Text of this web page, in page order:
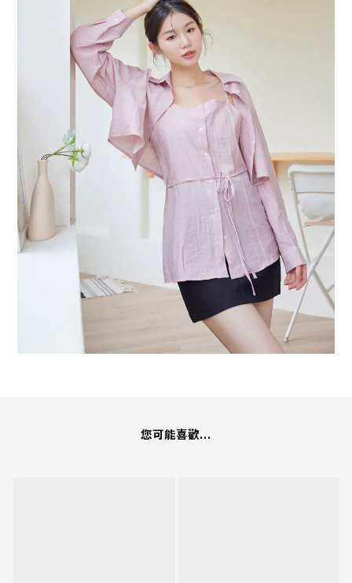
您可能喜歡...